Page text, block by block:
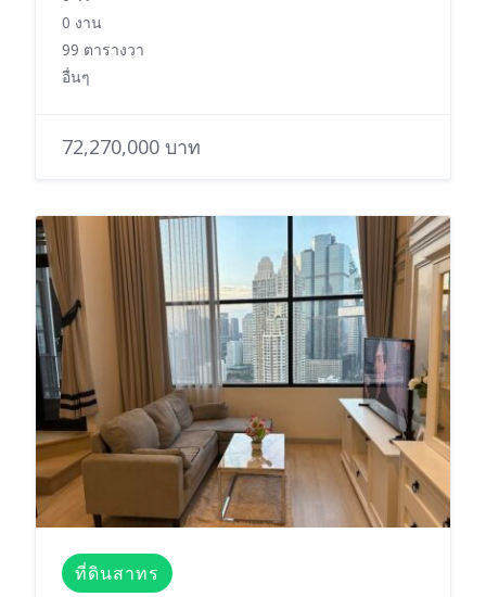
0 งาน
99 ตารางวา
อื่นๆ
72,270,000 บาท
ที่ดินสาทร